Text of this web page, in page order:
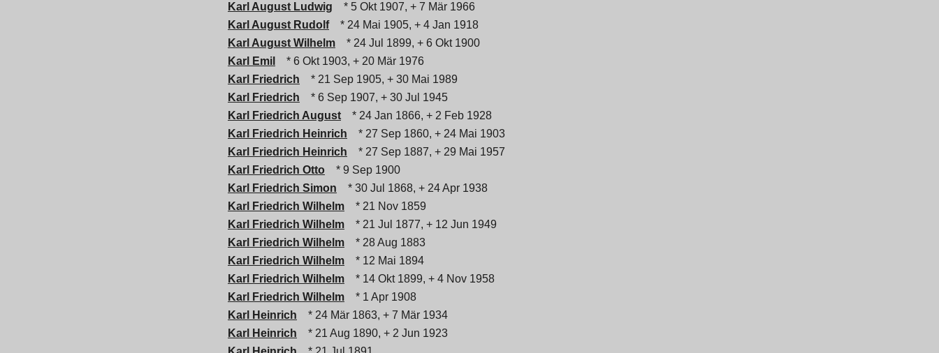
Karl August Ludwig
* 5 Okt 1907, + 7 Mär 1966
Karl August Rudolf
* 24 Mai 1905, + 4 Jan 1918
Karl August Wilhelm
* 24 Jul 1899, + 6 Okt 1900
Karl Emil
* 6 Okt 1903, + 20 Mär 1976
Karl Friedrich
* 21 Sep 1905, + 30 Mai 1989
Karl Friedrich
* 6 Sep 1907, + 30 Jul 1945
Karl Friedrich August
* 24 Jan 1866, + 2 Feb 1928
Karl Friedrich Heinrich
* 27 Sep 1860, + 24 Mai 1903
Karl Friedrich Heinrich
* 27 Sep 1887, + 29 Mai 1957
Karl Friedrich Otto
* 9 Sep 1900
Karl Friedrich Simon
* 30 Jul 1868, + 24 Apr 1938
Karl Friedrich Wilhelm
* 21 Nov 1859
Karl Friedrich Wilhelm
* 21 Jul 1877, + 12 Jun 1949
Karl Friedrich Wilhelm
* 28 Aug 1883
Karl Friedrich Wilhelm
* 12 Mai 1894
Karl Friedrich Wilhelm
* 14 Okt 1899, + 4 Nov 1958
Karl Friedrich Wilhelm
* 1 Apr 1908
Karl Heinrich
* 24 Mär 1863, + 7 Mär 1934
Karl Heinrich
* 21 Aug 1890, + 2 Jun 1923